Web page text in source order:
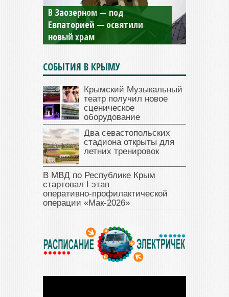
Мужской монастырь Косьмы
и Дамиана в Крыму вновь
открыт для посещения
СОБЫТИЯ В КРЫМУ
Крымский Музыкальный
театр получил новое
сценическое
оборудование
Два севастопольских
стадиона открыты для
летних тренировок
В МВД по Республике Крым
стартовал I этап
оперативно‑профилактической
операции «Мак‑2026»